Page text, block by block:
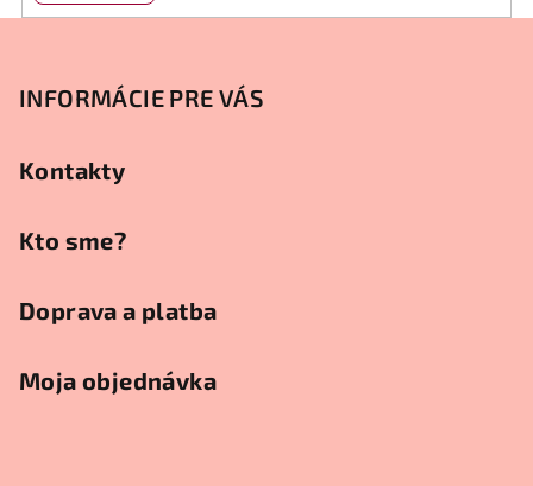
INFORMÁCIE PRE VÁS
Kontakty
Kto sme?
Doprava a platba
Moja objednávka